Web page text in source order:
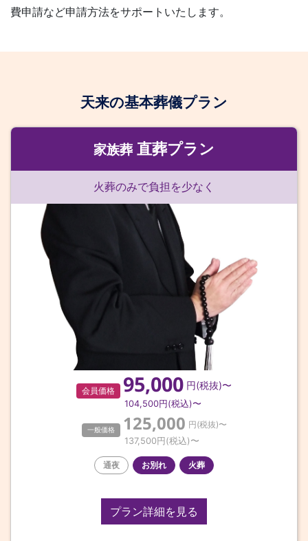
費申請など申請方法をサポートいたします。
天来の基本葬儀プラン
家族葬 直葬プラン
火葬のみで負担を少なく
会員価格 95,000 円(税抜)〜
104,500円(税込)〜
一般価格 125,000 円(税抜)〜
137,500 円(税込)〜
通夜 お別れ 火葬
プラン詳細を見る